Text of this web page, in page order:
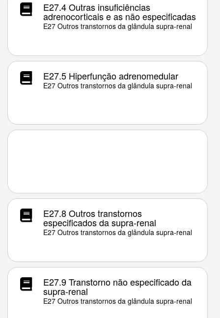
E27.4 Outras insuficiências
adrenocorticais e as não especificadas
E27 Outros transtornos da glândula supra-renal
E27.5 Hiperfunção adrenomedular
E27 Outros transtornos da glândula supra-renal
E27.8 Outros transtornos
especificados da supra-renal
E27 Outros transtornos da glândula supra-renal
E27.9 Transtorno não especificado da
supra-renal
E27 Outros transtornos da glândula supra-renal